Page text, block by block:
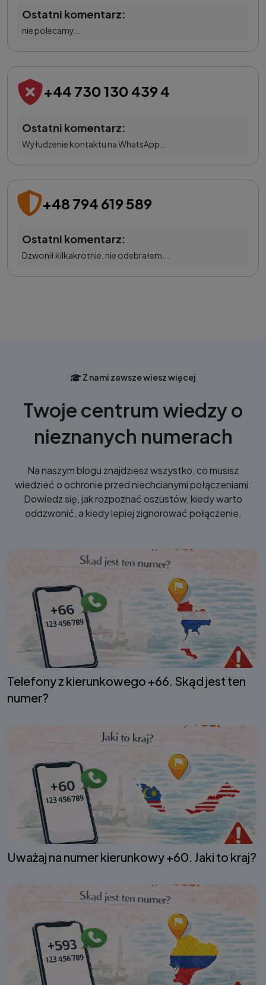
Ostatni komentarz:
nie polecamy...
+44 730 130 439 4
Ostatni komentarz:
Wyłudzenie kontaktu na WhatsApp...
+48 794 619 589
Ostatni komentarz:
Dzwonił kilkakrotnie, nie odebrałem...
Z nami zawsze wiesz więcej
Twoje centrum wiedzy o
nieznanych numerach
Na naszym blogu znajdziesz wszystko, co musisz
wiedzieć o ochronie przed niechcianymi połączeniami.
Dowiedz się, jak rozpoznać oszustów, kiedy warto
oddzwonić, a kiedy lepiej zignorować połączenie.
Telefony z kierunkowego +66. Skąd jest ten
numer?
Uważaj na numer kierunkowy +60. Jaki to kraj?